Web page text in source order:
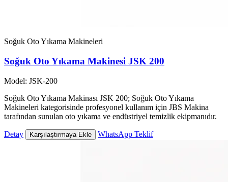
Soğuk Oto Yıkama Makineleri
Soğuk Oto Yıkama Makinesi JSK 200
Model: JSK-200
Soğuk Oto Yıkama Makinası JSK 200; Soğuk Oto Yıkama
Makineleri kategorisinde profesyonel kullanım için JBS Makina
tarafından sunulan oto yıkama ve endüstriyel temizlik ekipmanıdır.
Detay Karşılaştırmaya Ekle WhatsApp Teklif